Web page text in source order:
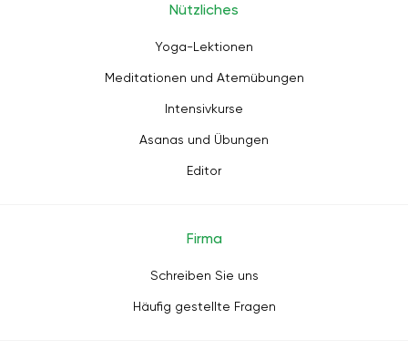
Nützliches
Yoga-Lektionen
Meditationen und Atemübungen
Intensivkurse
Asanas und Übungen
Editor
Firma
Schreiben Sie uns
Häufig gestellte Fragen